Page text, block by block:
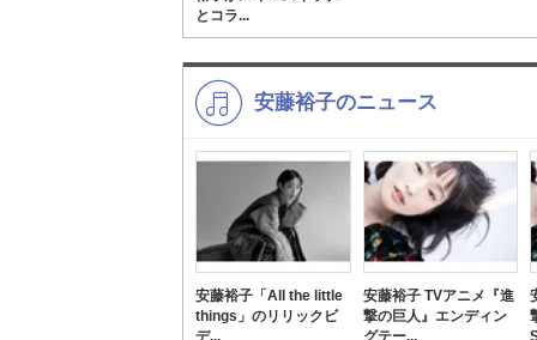
とコラ...
安藤裕子のニュース
安藤裕子「All the little
things」のリリックビ
デ...
安藤裕子 TVアニメ『進
撃の巨人』エンディン
グテー...